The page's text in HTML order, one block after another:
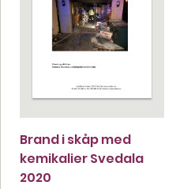
Brand i skåp med
kemikalier Svedala
2020